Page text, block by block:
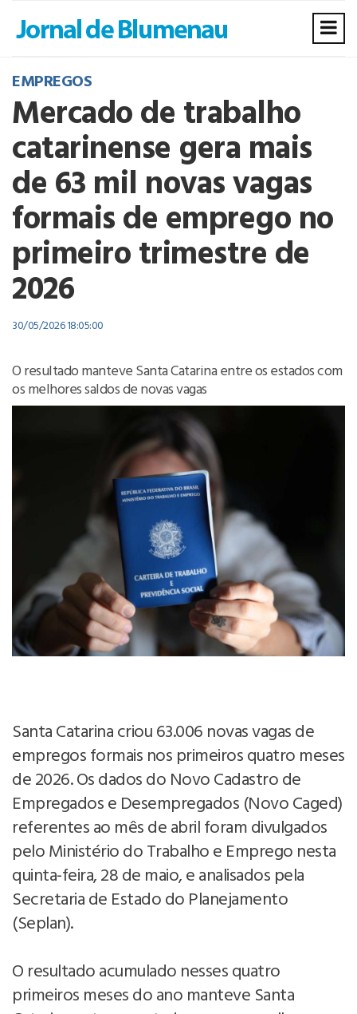
EMPREGOS
Mercado de trabalho
catarinense gera mais
de 63 mil novas vagas
formais de emprego no
primeiro trimestre de
2026
30/05/2026 18:05:00
O resultado manteve Santa Catarina entre os estados com
os melhores saldos de novas vagas
Santa Catarina criou 63.006 novas vagas de
empregos formais nos primeiros quatro meses
de 2026. Os dados do Novo Cadastro de
Empregados e Desempregados (Novo Caged)
referentes ao mês de abril foram divulgados
pelo Ministério do Trabalho e Emprego nesta
quinta-feira, 28 de maio, e analisados pela
Secretaria de Estado do Planejamento
(Seplan).
O resultado acumulado nesses quatro
primeiros meses do ano manteve Santa